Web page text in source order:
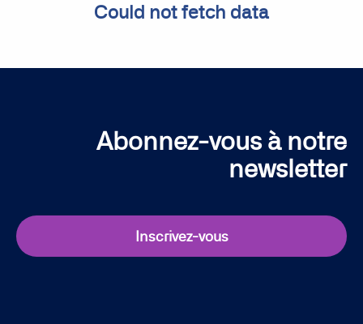
Could not fetch data
Abonnez-vous à notre
newsletter
Inscrivez-vous